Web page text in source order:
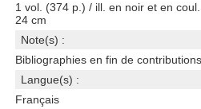
1 vol. (374 p.) / ill. en noir et en
24 cm
Note(s) :
Bibliographies en fin de
Langue(s) :
Français